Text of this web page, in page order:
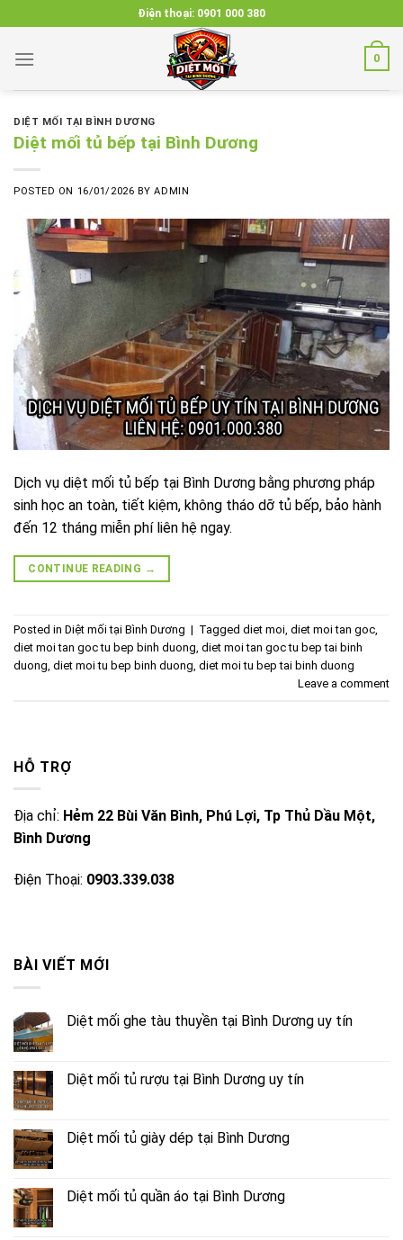
to
content
Điện thoại: 0901 000 380
0
DIỆT MỐI TẠI BÌNH DƯƠNG
Diệt mối tủ bếp tại Bình Dương
POSTED ON 16/01/2026 BYADMIN
Dịch vụ diệt mối tủ bếp tại Bình Dương bằng phương pháp
sinh học an toàn, tiết kiệm, không tháo dỡ tủ bếp, bảo hành
đến 12 tháng miễn phí liên hệ ngay.
CONTINUE READING →
Posted in Diệt mối tại Bình Dương | Tagged diet moi, diet moi tan goc,
diet moi tan goc tu bep binh duong, diet moi tan goc tu bep tai binh
duong, diet moi tu bep binh duong, diet moi tu bep tai binh duong
Leave a comment
HỖ TRỢ
Địa chỉ: Hẻm 22 Bùi Văn Bình, Phú Lợi, Tp Thủ Dầu Một,
Bình Dương
Điện Thoại: 0903.339.038
BÀI VIẾT MỚI
Diệt mối ghe tàu thuyền tại Bình Dương uy tín
Diệt mối tủ rượu tại Bình Dương uy tín
Diệt mối tủ giày dép tại Bình Dương
Diệt mối tủ quần áo tại Bình Dương